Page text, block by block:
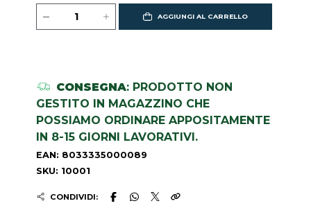
AGGIUNGI AL CARRELLO
CONSEGNA: PRODOTTO NON
GESTITO IN MAGAZZINO CHE
POSSIAMO ORDINARE APPOSITAMENTE
IN 8-15 GIORNI LAVORATIVI.
EAN: 8033335000089
SKU: 10001
CONDIVIDI: